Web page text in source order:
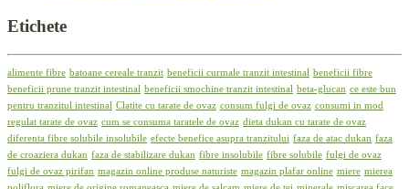
Etichete
alimente fibre batoane cereale tranzit beneficii curmale tranzit intestinal beneficii fibre
beneficii prune tranzit intestinal beneficii smochine tranzit intestinal beta-glucan ce este bun
pentru tranzitul intestinal Clatite cu tarate de ovaz consum fulgi de ovaz consumi in mod
regulat tarate de ovaz cum se consuma taratele de ovaz dieta dukan cu tarate de ovaz
diferenta fibre solubile insolubile efecte benefice asupra tranzitului faza de atac dukan faza
de croaziera dukan faza de stabilizare dukan fibre insolubile fibre solubile fulgi de ovaz
fulgi de ovaz pirifan magazin online produse naturiste magazin plafar online miere mierea